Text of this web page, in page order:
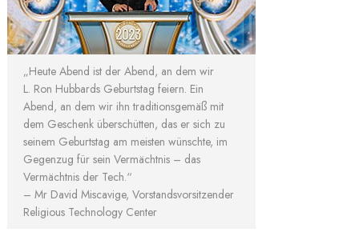
„Heute Abend ist der Abend, an dem wir
L. Ron Hubbards Geburtstag feiern. Ein
Abend, an dem wir ihn traditionsgemäß mit
dem Geschenk überschütten, das er sich zu
seinem Geburtstag am meisten wünschte, im
Gegenzug für sein Vermächtnis – das
Vermächtnis der Tech.“
– Mr David Miscavige, Vorstandsvorsitzender
Religious Technology Center